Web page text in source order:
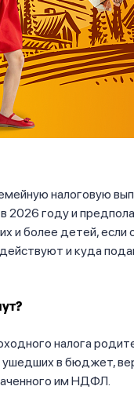
налоговую
2026 году и
и более детей, если
и куда
налога
в бюджет,
им НДФЛ.